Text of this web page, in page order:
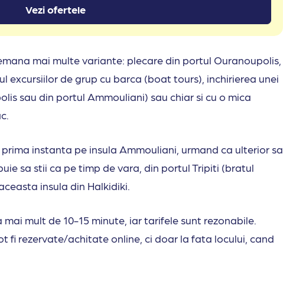
Vezi ofertele
mai multe variante: plecare din portul Ouranoupolis,
excursiilor de grup cu barca (boat tours), inchirierea unei
sau din portul Ammouliani) sau chiar si cu o mica
instanta pe insula Ammouliani, urmand ca ulterior sa
sa stii ca pe timp de vara, din portul Tripiti (bratul
insula din Halkidiki.
mai mult de 10-15 minute, iar tarifele sunt rezonabile.
fi rezervate/achitate online, ci doar la fata locului, cand